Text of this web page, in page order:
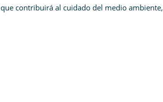
que contribuirá al cuidado del medio